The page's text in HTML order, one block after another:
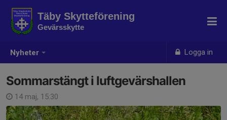
Nyheter Logga in
Täby Skytteförening
Gevärsskytte
Sommarstängt i luftgevärshallen
14 maj, 15:30